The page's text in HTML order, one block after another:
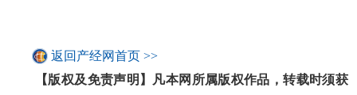
返回产经网首页 >>
【版权及免责声明】凡本网所属版权作品，转载时须获